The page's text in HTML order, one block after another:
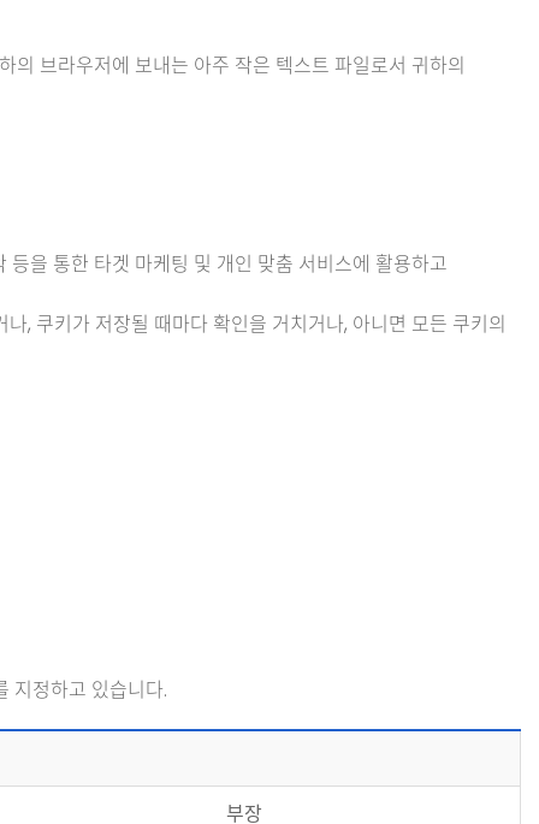
브라우저에 보내는 아주 작은 텍스트 파일로서 귀하의
을 통한 타겟 마케팅 및 개인 맞춤 서비스에 활용하고
, 쿠키가 저장될 때마다 확인을 거치거나, 아니면 모든 쿠키의
지정하고 있습니다.
부장